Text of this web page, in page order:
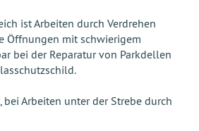
ist Arbeiten durch Verdrehen
Öffnungen mit schwierigem
bei der Reparatur von Parkdellen
Arbeiten unter der Strebe durch